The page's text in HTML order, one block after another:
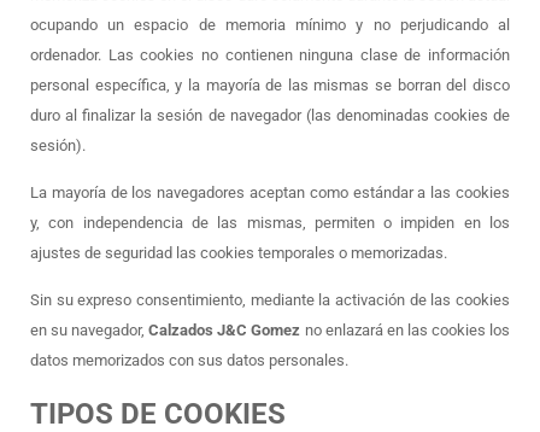
ocupando un espacio de memoria mínimo y no perjudicando al
ordenador. Las cookies no contienen ninguna clase de información
personal específica, y la mayoría de las mismas se borran del disco
duro al finalizar la sesión de navegador (las denominadas cookies de
sesión).
La mayoría de los navegadores aceptan como estándar a las cookies
y, con independencia de las mismas, permiten o impiden en los
ajustes de seguridad las cookies temporales o memorizadas.
Sin su expreso consentimiento, mediante la activación de las cookies
en su navegador,Calzados J&C Gomez no enlazará en las cookies los
datos memorizados con sus datos personales.
TIPOS DE COOKIES